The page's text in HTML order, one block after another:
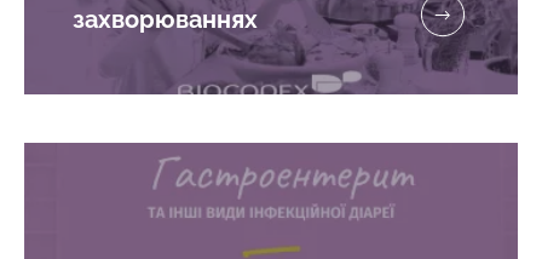
захворюваннях